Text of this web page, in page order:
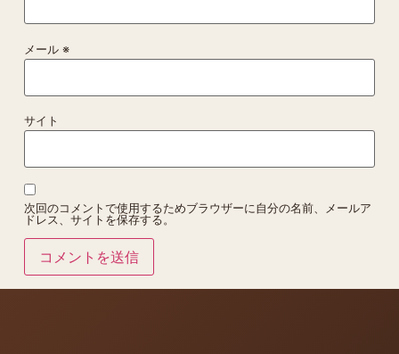
メール※
サイト
次回のコメントで使用するためブラウザーに自分の名前、メールア
ドレス、サイトを保存する。